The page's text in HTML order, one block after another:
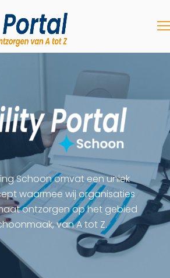
Schoon omvat een uniek
waarmee wij organisaties
ontzorgen op het gebied
van A tot Z.